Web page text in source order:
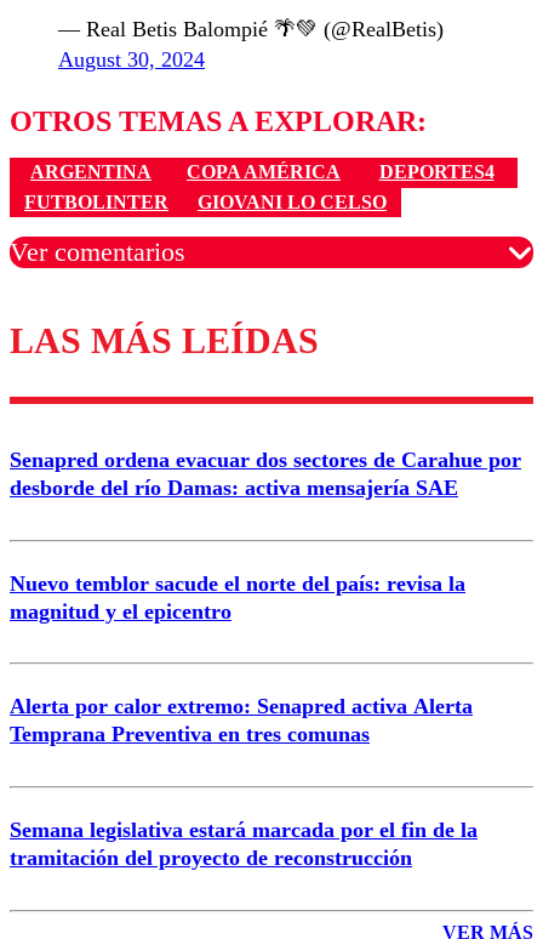
— Real Betis Balompié 🌴💚 (@RealBetis)
August 30, 2024
OTROS TEMAS A EXPLORAR:
ARGENTINA COPA AMÉRICA
DEPORTES4
FUTBOLINTER
GIOVANI LO CELSO
Ver comentarios
Los comentarios son moderados para garantizar un
diálogo respetuoso.
Correo
LAS MÁS LEÍDAS
Senapred ordena evacuar dos sectores de Carahue por
desborde del río Damas: activa mensajería SAE
Nuevo temblor sacude el norte del país: revisa la
magnitud y el epicentro
Alerta por calor extremo: Senapred activa Alerta
Temprana Preventiva en tres comunas
Semana legislativa estará marcada por el fin de la
tramitación del proyecto de reconstrucción
VER MÁS